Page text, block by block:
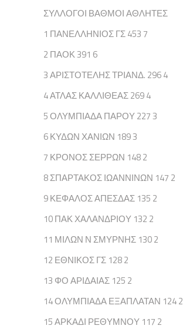
ΣΥΛΛΟΓΟΙ ΒΑΘΜΟΙ ΑΘΛΗΤΕΣ
1 ΠΑΝΕΛΛΗΝΙΟΣ ΓΣ 453 7
2 ΠΑΟΚ 391 6
3 ΑΡΙΣΤΟΤΕΛΗΣ ΤΡΙΑΝΔ. 296 4
4 ΑΤΛΑΣ ΚΑΛΛΙΘΕΑΣ 269 4
5 ΟΛΥΜΠΙΑΔΑ ΠΑΡΟΥ 227 3
6 ΚΥΔΩΝ ΧΑΝΙΩΝ 189 3
7 ΚΡΟΝΟΣ ΣΕΡΡΩΝ 148 2
8 ΣΠΑΡΤΑΚΟΣ ΙΩΑΝΝΙΝΩΝ 147 2
9 ΚΕΦΑΛΟΣ ΑΠΕΣΔΑΣ 135 2
10 ΠΑΚ ΧΑΛΑΝΔΡΙΟΥ 132 2
11 ΜΙΛΩΝ Ν ΣΜΥΡΝΗΣ 130 2
12 ΕΘΝΙΚΟΣ ΓΣ 128 2
13 ΦΟ ΑΡΙΔΑΙΑΣ 125 2
14 ΟΛΥΜΠΙΑΔΑ ΕΞΑΠΛΑΤΑΝ 124 2
15 ΑΡΚΑΔΙ ΡΕΘΥΜΝΟΥ 117 2